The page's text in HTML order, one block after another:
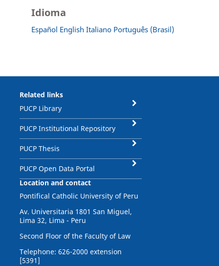
Idioma
Español English Italiano Português (Brasil)
Related links
PUCP Library
PUCP Institutional Repository
PUCP Thesis
PUCP Open Data Portal
Location and contact
Pontifical Catholic University of Peru
Av. Universitaria 1801 San Miguel,
Lima 32, Lima - Peru
Second Floor of the Faculty of Law
Telephone: 626-2000 extension
[5391]